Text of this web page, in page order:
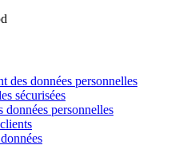
des données personnelles
sécurisées
données personnelles